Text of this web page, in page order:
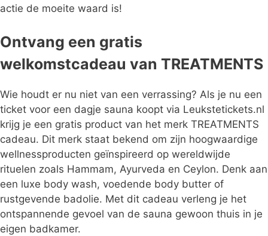
actie de moeite waard is!
Ontvang een gratis
welkomstcadeau van TREATMENTS
Wie houdt er nu niet van een verrassing? Als je nu een
ticket voor een dagje sauna koopt via Leukstetickets.nl
krijg je een gratis product van het merk TREATMENTS
cadeau. Dit merk staat bekend om zijn hoogwaardige
wellnessproducten geïnspireerd op wereldwijde
rituelen zoals Hammam, Ayurveda en Ceylon. Denk aan
een luxe body wash, voedende body butter of
rustgevende badolie. Met dit cadeau verleng je het
ontspannende gevoel van de sauna gewoon thuis in je
eigen badkamer.